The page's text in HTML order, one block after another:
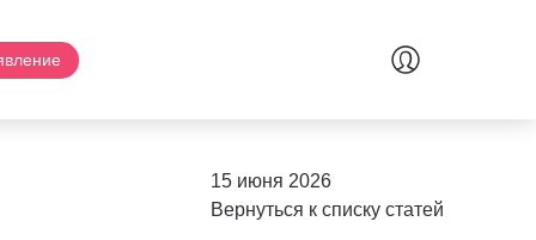
15 июня 2026
Вернуться к списку статей